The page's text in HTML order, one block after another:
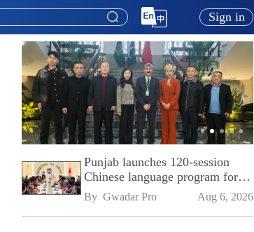
Sign in
Punjab launches 120-session
Chinese language program for
SPU
By Gwadar Pro Aug 6, 2026